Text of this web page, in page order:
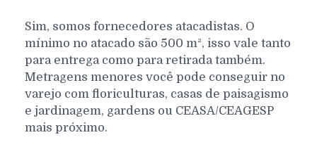
Sim, somos fornecedores atacadistas. O
mínimo no atacado são 500 m², isso vale tanto
para entrega como para retirada também.
Metragens menores você pode conseguir no
varejo com floriculturas, casas de paisagismo
e jardinagem, gardens ou CEASA/CEAGESP
mais próximo.